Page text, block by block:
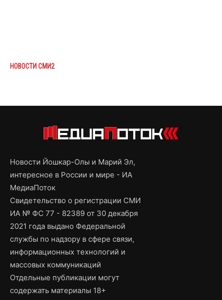
НОВОСТИ СМИ2
Новости Йошкар-Олы и Марий Эл,
интересное в России и мире - ИА
МедиаПоток
Свидетельство о регистрации СМИ
ИА № ФС 77 - 82389 от 30 декабря
2021 года выдано Федеральной
службы по надзору в сфере связи,
информационных технологий и
массовых коммуникаций
Отдельные публикации могут
содержать материалы 18+